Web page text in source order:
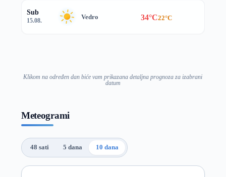
Sub
15.08. Vedro 34°C22°C
Klikom na određen dan biće vam prikazana detaljna prognoza za izabrani
datum
Meteogrami
48 sati 5 dana 10 dana